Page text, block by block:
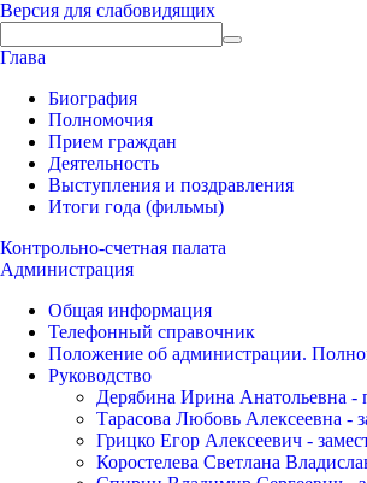
Версия для слабовидящих
Глава
Биография
Полномочия
Прием граждан
Деятельность
Выступления и поздравления
Итоги года (фильмы)
Контрольно-счетная палата
Администрация
Общая информация
Телефонный справочник
Положение об администрации.
Руководство
Дерябина Ирина Анатольевна -
Тарасова Любовь Алексеевна -
Грицко Егор Алексеевич -
Коростелева Светлана